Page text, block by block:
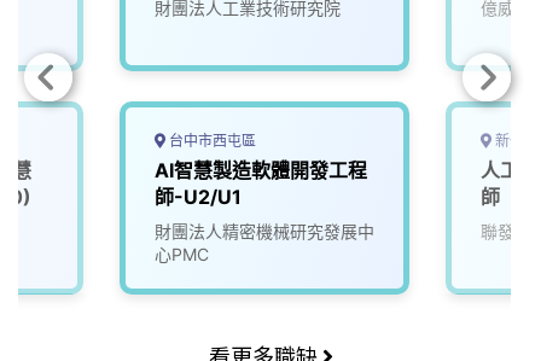
慧
財團法人工業技術研究院
台中市西屯區
AI智慧製造軟體開發工程
師-U2/U1
財團法人精密機械研究發展中
心PMC
億威電
新竹
人工
師
聯發科